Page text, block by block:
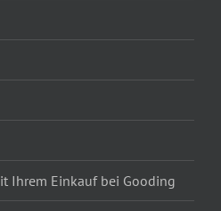
Ihrem Einkauf bei Gooding